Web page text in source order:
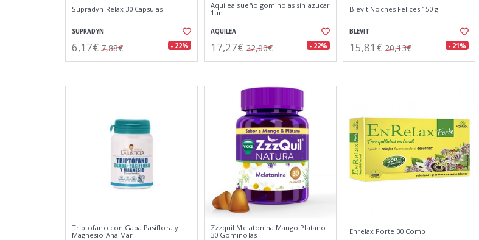
Supradyn Relax 30 Capsulas
SUPRADYN
6,17€ 7,88€ - 22%
Aquilea sueño gominolas sin azucar
1un
AQUILEA
17,27€ 22,00€ - 22%
Blevit Noches Felices 150 g
BLEVIT
15,81€ 20,13€ - 21%
Triptofano con Gaba Pasiflora y
Magnesio Ana Mar
Zzzquil Melatonina Mango Platano
30 Gominolas
Enrelax Forte 30 Comp